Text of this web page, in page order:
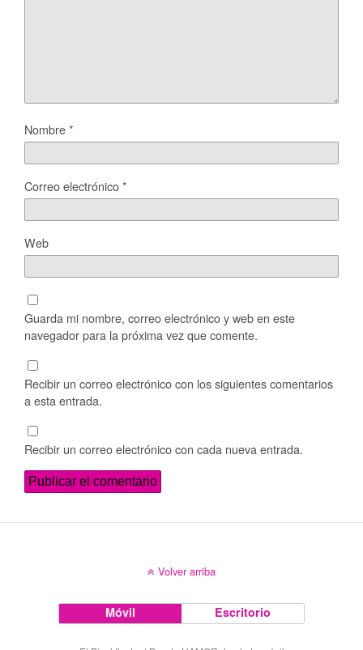
Nombre*
Correo electrónico*
Web
Guarda mi nombre, correo electrónico y web en este
navegador para la próxima vez que comente.
Recibir un correo electrónico con los siguientes comentarios
a esta entrada.
Recibir un correo electrónico con cada nueva entrada.
Volver arriba
Móvil Escritorio